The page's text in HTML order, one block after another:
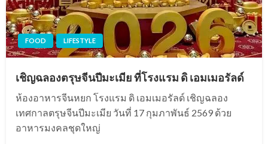
FOOD LIFESTYLE
เชิญฉลองตรุษจีนปีมะเมีย ที่โรงแรม ดิ เอมเมอรัลด์
ห้องอาหารจีนหยก โรงแรม ดิ เอมเมอรัลด์ เชิญฉลอง
เทศกาลตรุษจีนปีมะเมีย วันที่ 17 กุมภาพันธ์ 2569 ด้วย
อาหารมงคลชุดใหญ่